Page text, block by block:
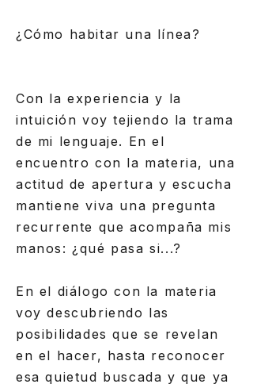
¿Cómo habitar una línea?
Con la experiencia y la
intuición voy tejiendo la trama
de mi lenguaje. En el
encuentro con la materia, una
actitud de apertura y escucha
mantiene viva una pregunta
recurrente que acompaña mis
manos: ¿qué pasa si...?
En el diálogo con la materia
voy descubriendo las
posibilidades que se revelan
en el hacer, hasta reconocer
esa quietud buscada y que ya